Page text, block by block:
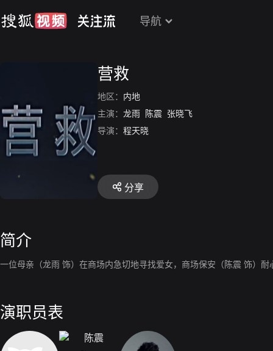
导航
营救
地区： 内地
主演： 龙雨 陈震 张晓飞
导演： 程天晓
分享
简介
一位母亲（龙雨 饰）在商场内急切地寻找爱女，商场保安（陈震 饰）
演职员表